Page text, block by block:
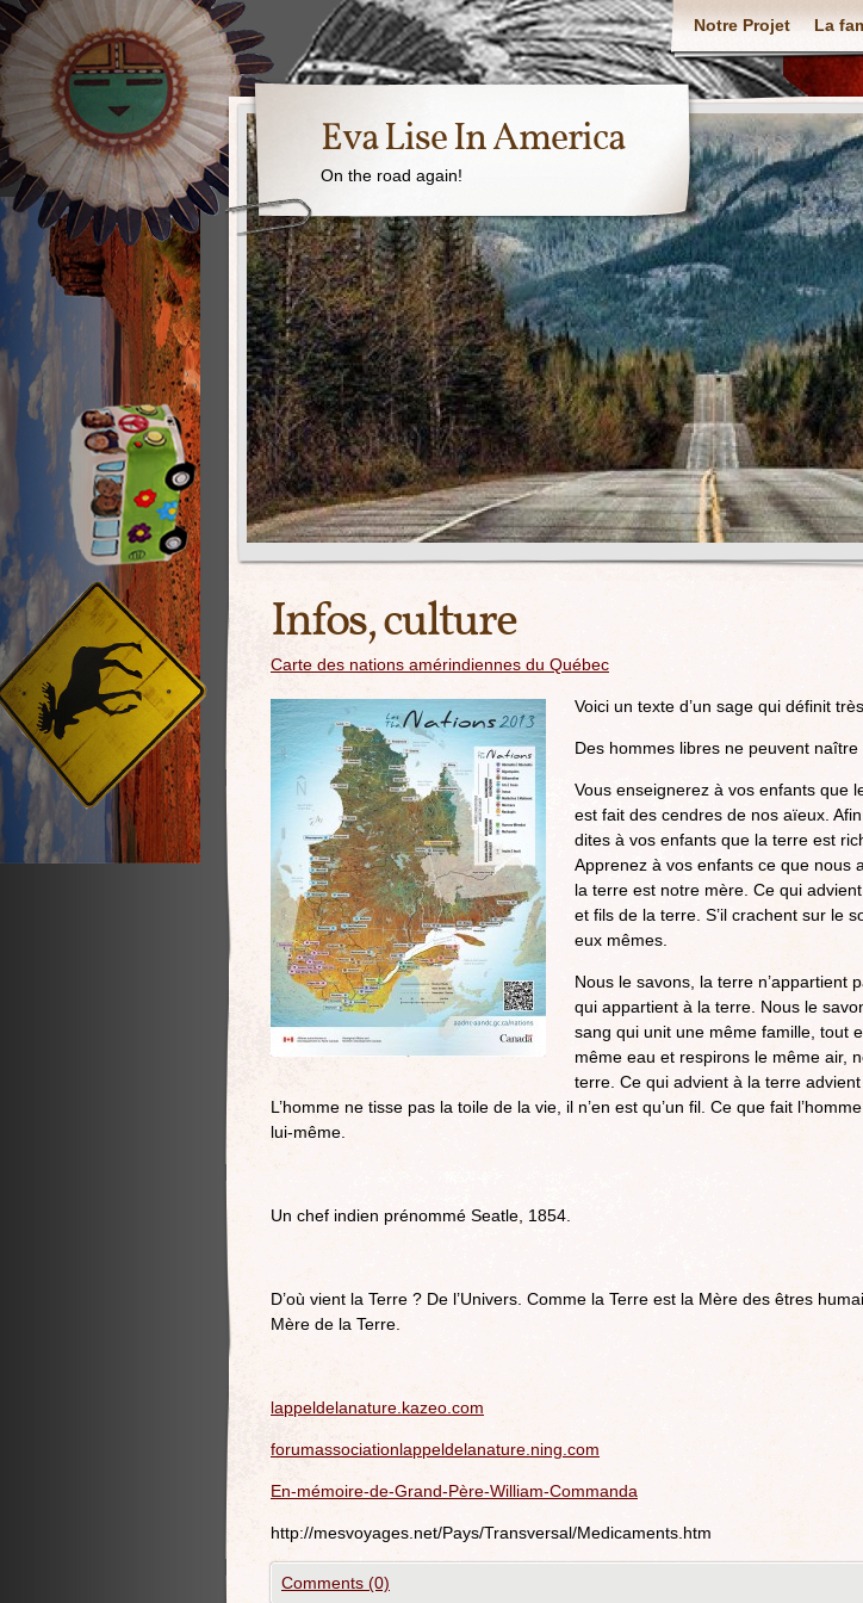
Notre Projet La
Eva Lise In America
On the road again!
Infos, culture
Carte des nations amérindiennes du Québec
Voici un texte d’un sage qui définit
Des hommes libres ne peuvent naître
Vous enseignerez à vos enfants que
est fait des cendres de nos aïeux. Afin
dites à vos enfants que la terre est
Apprenez à vos enfants ce que nous
la terre est notre mère. Ce qui
et fils de la terre. S’il crachent sur le
eux mêmes.
Nous le savons, la terre n’appartient
qui appartient à la terre. Nous le
sang qui unit une même famille, tout
même eau et respirons le même air,
terre. Ce qui advient à la terre
L’homme ne tisse pas la toile de la vie, il n’en est qu’un fil. Ce que fait
lui-même.
Un chef indien prénommé Seatle, 1854.
D’où vient la Terre ? De l’Univers. Comme la Terre est la Mère des êtres
Mère de la Terre.
lappeldelanature.kazeo.com
forumassociationlappeldelanature.ning.com
En-mémoire-de-Grand-Père-William-Commanda
http://mesvoyages.net/Pays/Transversal/Medicaments.htm
Comments (0)